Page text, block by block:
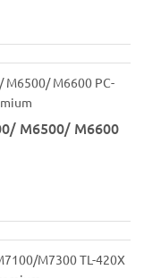
M6500/ M6600